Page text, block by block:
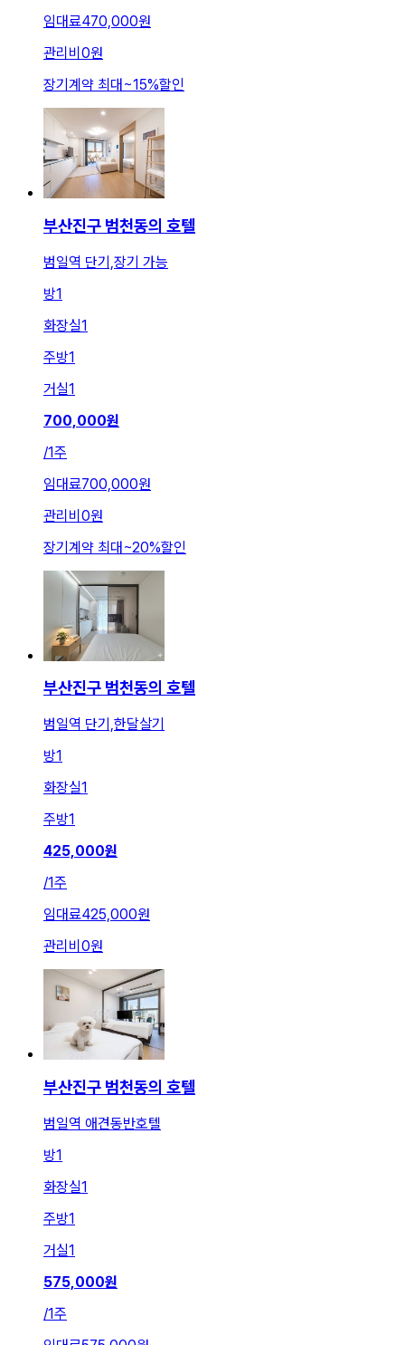
임대료470,000원
관리비 0원
장기계약 최대 ~15%할인
부산진구 범천동의 호텔
범일역 단기,장기 가능
방1
화장실1
주방1
거실1
700,000원
/1주
임대료700,000원
관리비 0원
장기계약 최대~20%할인
부산진구 범천동의 호텔
범일역 단기,한달살기
방1
화장실1
주방1
425,000원
/1주
임대료425,000원
관리비 0원
부산진구 범천동의 호텔
범일역 애견동반호텔
방1
화장실1
주방1
거실1
575,000원
/1주